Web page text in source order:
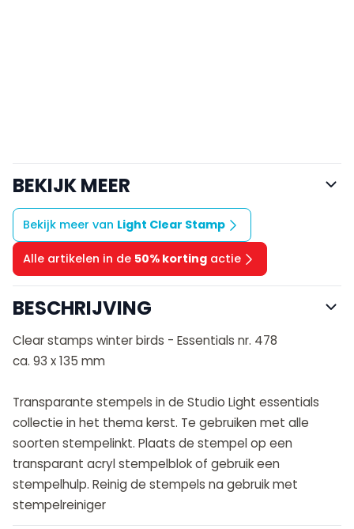
BEKIJK MEER
Bekijk meer van Light Clear Stamp
Alle artikelen in de 50% korting actie
BESCHRIJVING
Clear stamps winter birds - Essentials nr. 478
ca. 93 x 135 mm
Transparante stempels in de Studio Light essentials
collectie in het thema kerst. Te gebruiken met alle
soorten stempelinkt. Plaats de stempel op een
transparant acryl stempelblok of gebruik een
stempelhulp. Reinig de stempels na gebruik met
stempelreiniger